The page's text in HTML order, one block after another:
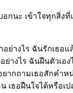
อกนะ เข้าใจทุกสิ่งที่
อย่างไร ฉันรักเธอแ
อย่างไร ฉันฝืนตัวเอง
ยากถามเธอสักคำห
เธอฝืนใจได้หรือเป